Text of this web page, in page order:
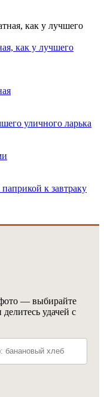
как у лучшего
уличного ларька
к завтраку
— выбирайте
удачей с